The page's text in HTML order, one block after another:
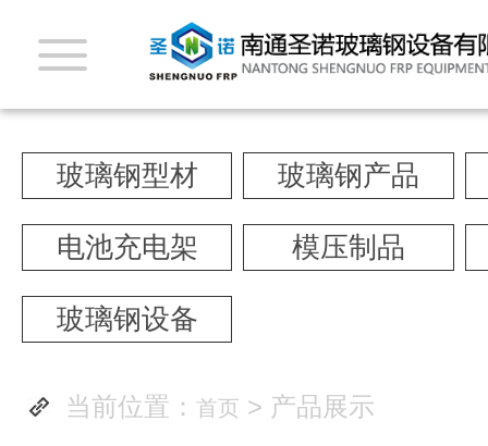
玻璃钢型材 玻璃钢产品
电池充电架 模压制品
玻璃钢设备
当前位置： 首页 > 产品展示